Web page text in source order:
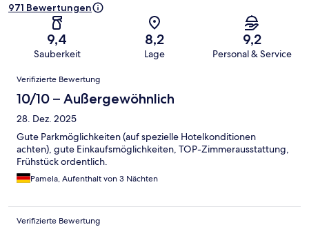
971 Bewertungen
9,4
Sauberkeit
8,2
Lage
9,2
Personal & Service
Bewertungen
Verifizierte Bewertung
10/10 – Außergewöhnlich
28. Dez. 2025
Gute Parkmöglichkeiten (auf spezielle Hotelkonditionen
achten), gute Einkaufsmöglichkeiten, TOP-Zimmerausstattung,
Frühstück ordentlich.
Pamela, Aufenthalt von 3 Nächten
Verifizierte Bewertung